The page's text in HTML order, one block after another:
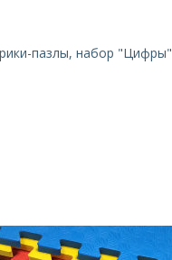
пазлы, набор "Цифры"